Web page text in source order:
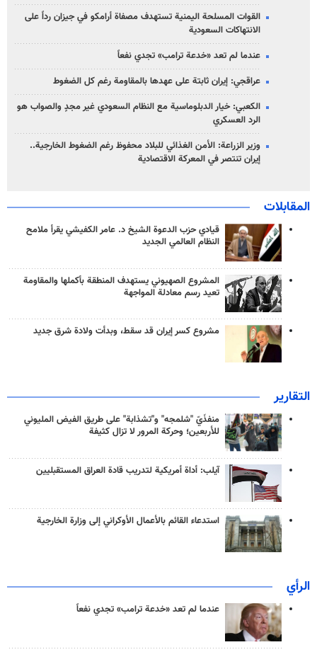
القوات المسلحة اليمنية تستهدف مصفاة أرامكو في جيزان رداً على
الانتهاكات السعودية
عندما لم تعد «خدعة ترامب» تجدي نفعاً
عراقجي: إيران ثابتة على عهدها بالمقاومة رغم كل الضغوط
الكعبي: خيار الدبلوماسية مع النظام السعودي غير مجدٍ والصواب هو
الرد العسكري
وزير الزراعة: الأمن الغذائي للبلاد محفوظ رغم الضغوط الخارجية..
إيران تنتصر في المعركة الاقتصادية
المقابلات
قيادي حزب الدعوة الشيخ د. عامر الكفيشي يقرأ ملامح
النظام العالمي الجديد
المشروع الصهيوني يستهدف المنطقة بأكملها والمقاومة
تعيد رسم معادلة المواجهة
مشروع كسر إيران قد سقط، وبدأت ولادة شرق جديد
التقارير
منفذَيّ "شلمجه" و"تشذابة" على طريق الفيض المليوني
للأربعين؛ وحركة المرور لا تزال كثيفة
آيلب: أداة أمريكية لتدريب قادة العراق المستقبليين
استدعاء القائم بالأعمال الأوكراني إلى وزارة الخارجية
الرأي
عندما لم تعد «خدعة ترامب» تجدي نفعاً